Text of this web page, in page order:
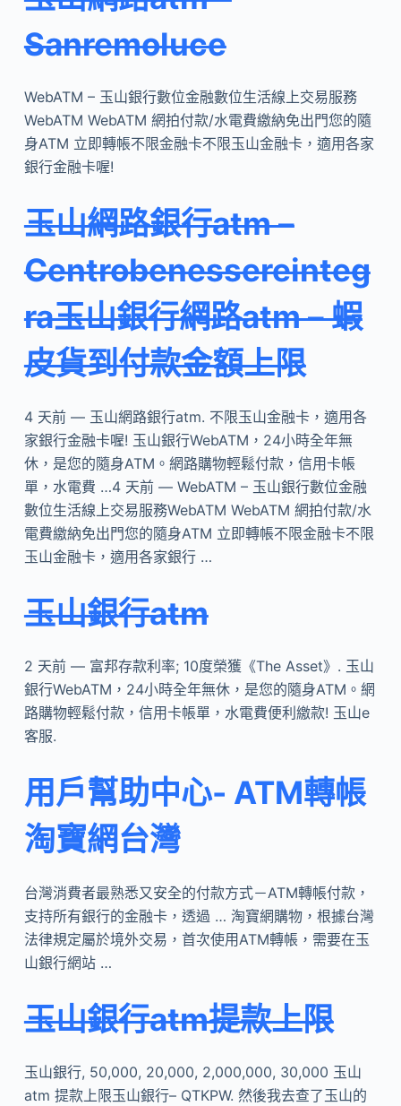
Sanremoluce
WebATM – 玉山銀行數位金融數位生活線上交易服務
WebATM WebATM 網拍付款/水電費繳納免出門您的隨
身ATM 立即轉帳不限金融卡不限玉山金融卡，適用各家
銀行金融卡喔!
玉山網路銀行atm –
Centrobenessereinteg
ra玉山銀行網路atm – 蝦
皮貨到付款金額上限
4 天前 — 玉山網路銀行atm. 不限玉山金融卡，適用各
家銀行金融卡喔! 玉山銀行WebATM，24小時全年無
休，是您的隨身ATM。網路購物輕鬆付款，信用卡帳
單，水電費 …4 天前 — WebATM – 玉山銀行數位金融
數位生活線上交易服務WebATM WebATM 網拍付款/水
電費繳納免出門您的隨身ATM 立即轉帳不限金融卡不限
玉山金融卡，適用各家銀行 …
玉山銀行atm
2 天前 — 富邦存款利率; 10度榮獲《The Asset》. 玉山
銀行WebATM，24小時全年無休，是您的隨身ATM。網
路購物輕鬆付款，信用卡帳單，水電費便利繳款! 玉山e
客服.
用戶幫助中心- ATM轉帳
淘寶網台灣
台灣消費者最熟悉又安全的付款方式－ATM轉帳付款，
支持所有銀行的金融卡，透過 … 淘寶網購物，根據台灣
法律規定屬於境外交易，首次使用ATM轉帳，需要在玉
山銀行網站 …
玉山銀行atm提款上限
玉山銀行, 50,000, 20,000, 2,000,000, 30,000 玉山
atm 提款上限玉山銀行– QTKPW. 然後我去查了玉山的